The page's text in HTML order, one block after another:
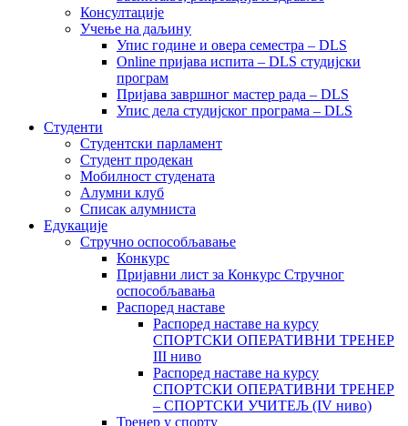
Консултације
Учење на даљину
Упис године и овера семестра – DLS
Online пријава испита – DLS студијски
програм
Пријава завршног мастер рада – DLS
Упис дела студијског програма – DLS
Студенти
Студентски парламент
Студент продекан
Мобилност студената
Алумни клуб
Списак алумниста
Едукације
Стручно оспособљавање
Конкурс
Пријавни лист за Конкурс Стручног
оспособљавања
Распоред наставе
Распоред наставе на курсу
СПОРТСКИ ОПЕРАТИВНИ ТРЕНЕР
III ниво
Распоред наставе на курсу
СПОРТСКИ ОПЕРАТИВНИ ТРЕНЕР
– СПОРТСКИ УЧИТЕЉ (IV ниво)
Тренер у спорту